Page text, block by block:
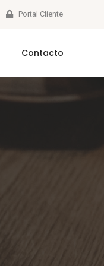
Portal Cliente
Contacto